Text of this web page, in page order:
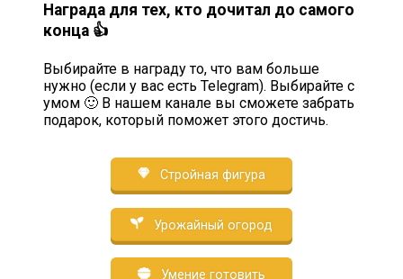
Награда для тех, кто дочитал до самого
конца 👍
Выбирайте в награду то, что вам больше
нужно (если у вас есть Telegram). Выбирайте с
умом 🙂 В нашем канале вы сможете забрать
подарок, который поможет этого достичь.
Стройная фигура
Урожайный огород
Умение готовить